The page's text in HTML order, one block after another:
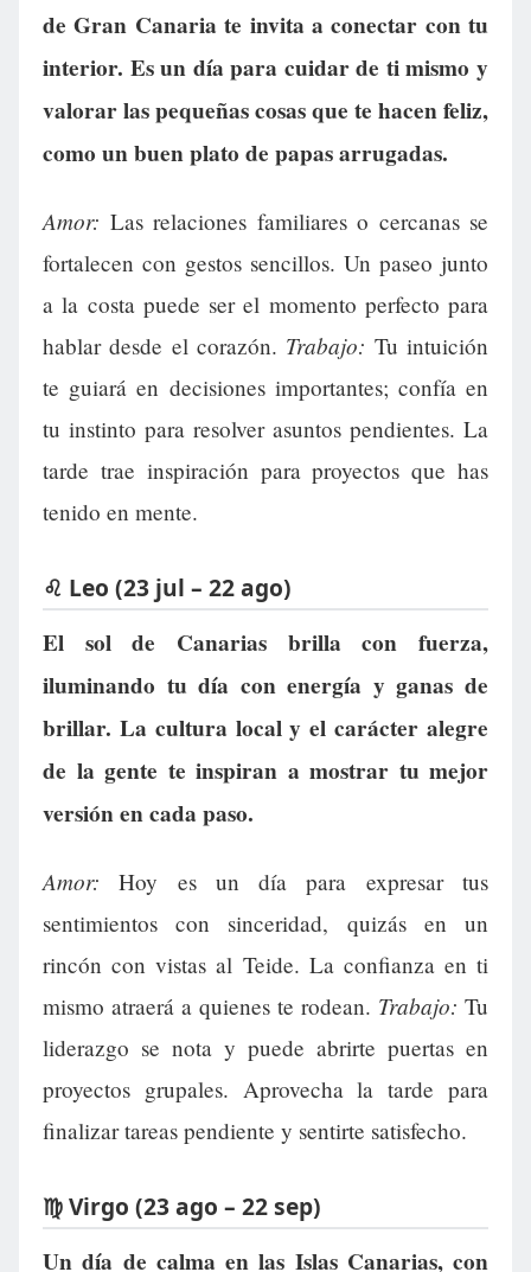
de Gran Canaria te invita a conectar con tu
interior. Es un día para cuidar de ti mismo y
valorar las pequeñas cosas que te hacen feliz,
como un buen plato de papas arrugadas.
Amor: Las relaciones familiares o cercanas se
fortalecen con gestos sencillos. Un paseo junto
a la costa puede ser el momento perfecto para
hablar desde el corazón. Trabajo: Tu intuición
te guiará en decisiones importantes; confía en
tu instinto para resolver asuntos pendientes. La
tarde trae inspiración para proyectos que has
tenido en mente.
♌ Leo (23 jul – 22 ago)
El sol de Canarias brilla con fuerza,
iluminando tu día con energía y ganas de
brillar. La cultura local y el carácter alegre
de la gente te inspiran a mostrar tu mejor
versión en cada paso.
Amor: Hoy es un día para expresar tus
sentimientos con sinceridad, quizás en un
rincón con vistas al Teide. La confianza en ti
mismo atraerá a quienes te rodean. Trabajo: Tu
liderazgo se nota y puede abrirte puertas en
proyectos grupales. Aprovecha la tarde para
finalizar tareas pendiente y sentirte satisfecho.
♍ Virgo (23 ago – 22 sep)
Un día de calma en las Islas Canarias, con